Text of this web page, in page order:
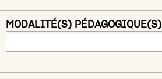
MODALITÉ(S) PÉDAGOGIQUE(S)